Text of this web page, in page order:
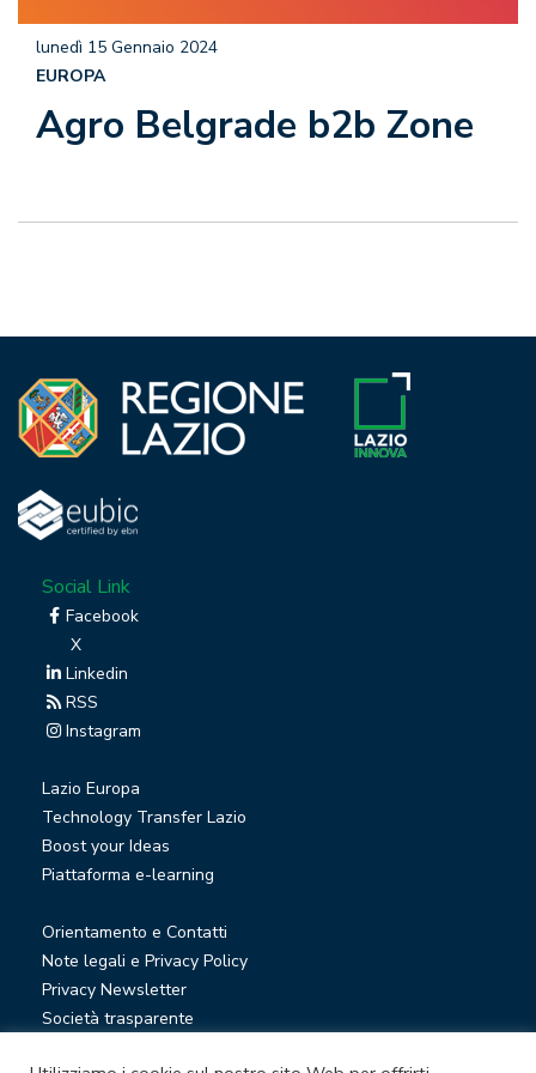
Agro Belgrade b2b Zone
lunedì 15 Gennaio 2024
EUROPA
Social Link
Facebook
X
Linkedin
RSS
Instagram
Lazio Europa
Technology Transfer Lazio
Boost your Ideas
Piattaforma e-learning
Orientamento e Contatti
Note legali e Privacy Policy
Privacy Newsletter
Società trasparente